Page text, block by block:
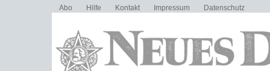
Abo Hilfe Kontakt Impressum Datenschutz